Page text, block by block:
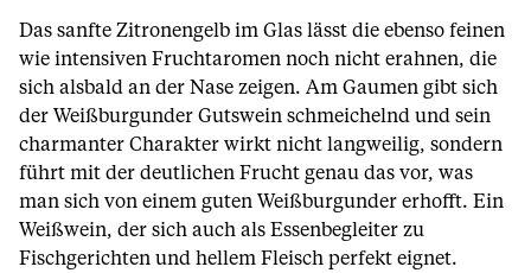
Das sanfte Zitronengelb im Glas lässt die ebenso feinen
wie intensiven Fruchtaromen noch nicht erahnen, die
sich alsbald an der Nase zeigen. Am Gaumen gibt sich
der Weißburgunder Gutswein schmeichelnd und sein
charmanter Charakter wirkt nicht langweilig, sondern
führt mit der deutlichen Frucht genau das vor, was
man sich von einem guten Weißburgunder erhofft. Ein
Weißwein, der sich auch als Essenbegleiter zu
Fischgerichten und hellem Fleisch perfekt eignet.